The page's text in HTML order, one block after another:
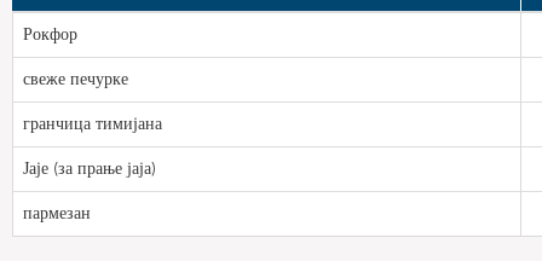
Рокфор
свеже печурке
гранчица тимијана
Јаје (за прање јаја)
пармезан